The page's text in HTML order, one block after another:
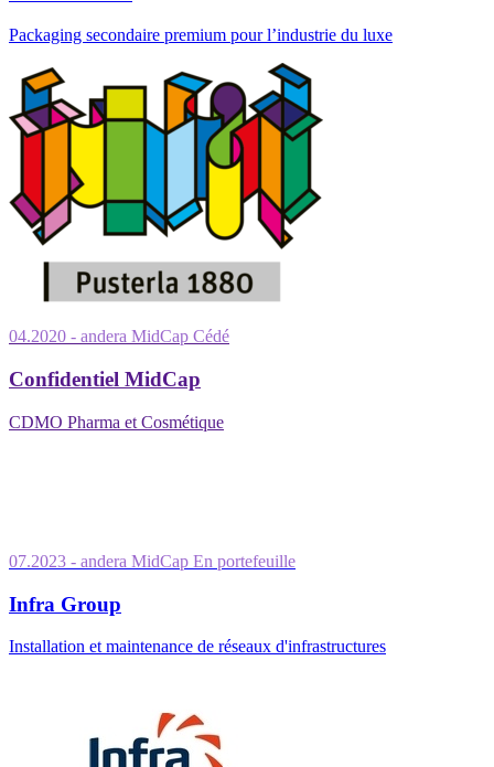
Packaging secondaire premium pour l’industrie du luxe
04.2020 - andera MidCap Cédé
Confidentiel MidCap
CDMO Pharma et Cosmétique
07.2023 - andera MidCap En portefeuille
Infra Group
Installation et maintenance de réseaux d'infrastructures